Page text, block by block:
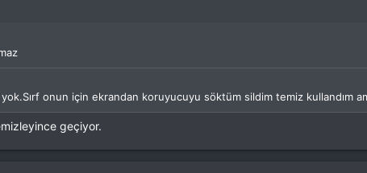
onun için ekrandan koruyucuyu söktüm sildim temiz kullandım
geçiyor.